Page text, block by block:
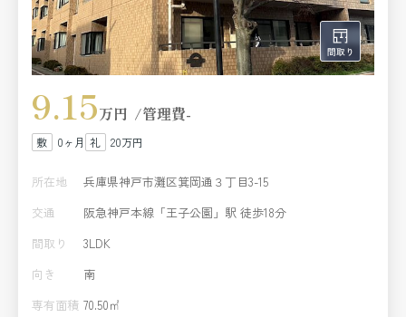
9.15万円 管理費-
0ヶ月 20万円
所在地
兵庫県神戸市灘区箕岡通３丁目3-15
交通
阪急神戸本線「王子公園」駅 徒歩18分
間取り
3LDK
向き
南
専有面積 70.50㎡